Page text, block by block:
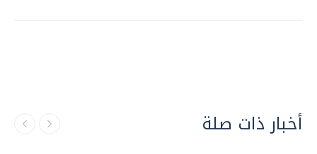
أخبار ذات صلة